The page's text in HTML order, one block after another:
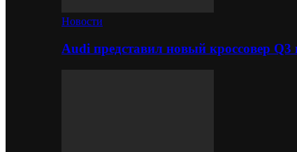
Новости
Audi представил новый кроссовер